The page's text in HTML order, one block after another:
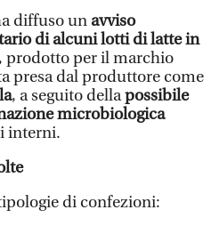
diffuso un avviso
di alcuni lotti di latte in
, prodotto per il marchio
presa dal produttore come
, a seguito dellapossibile
microbiologica
interni.
di confezioni: